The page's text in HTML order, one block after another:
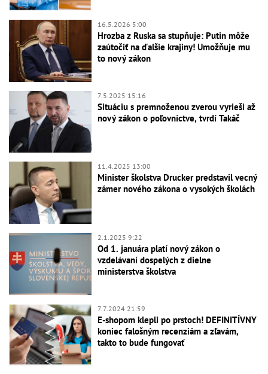
16.5.2026 5:00
Hrozba z Ruska sa stupňuje: Putin môže
zaútočiť na ďalšie krajiny! Umožňuje mu
to nový zákon
7.5.2025 15:16
Situáciu s premnoženou zverou vyrieši až
nový zákon o poľovníctve, tvrdí Takáč
11.4.2025 13:00
Minister školstva Drucker predstavil vecný
zámer nového zákona o vysokých školách
2.1.2025 9:22
Od 1. januára platí nový zákon o
vzdelávaní dospelých z dielne
ministerstva školstva
7.7.2024 21:59
E-shopom klepli po prstoch! DEFINITÍVNY
koniec falošným recenziám a zľavám,
takto to bude fungovať